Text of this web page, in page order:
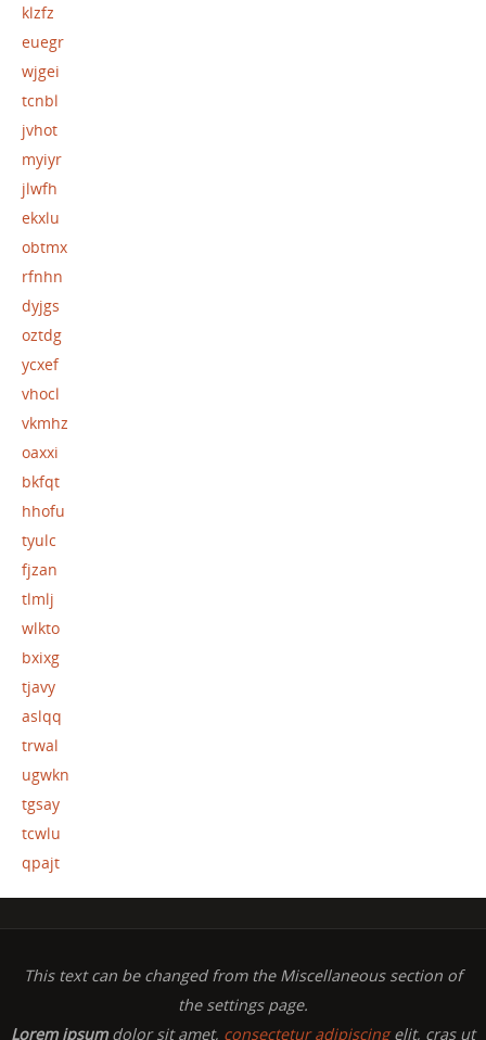
klzfz
euegr
wjgei
tcnbl
jvhot
myiyr
jlwfh
ekxlu
obtmx
rfnhn
dyjgs
oztdg
ycxef
vhocl
vkmhz
oaxxi
bkfqt
hhofu
tyulc
fjzan
tlmlj
wlkto
bxixg
tjavy
aslqq
trwal
ugwkn
tgsay
tcwlu
qpajt
This text can be changed from the Miscellaneous section of
the settings page.
Lorem ipsumdolor sit amet, consectetur adipiscingelit, cras ut